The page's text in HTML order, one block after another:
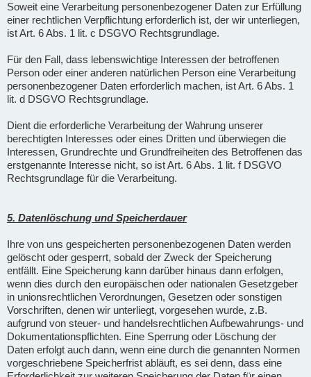
Soweit eine Verarbeitung personenbezogener Daten zur Erfüllung
einer rechtlichen Verpflichtung erforderlich ist, der wir unterliegen,
ist Art. 6 Abs. 1 lit. c DSGVO Rechtsgrundlage.
Für den Fall, dass lebenswichtige Interessen der betroffenen
Person oder einer anderen natürlichen Person eine Verarbeitung
personenbezogener Daten erforderlich machen, ist Art. 6 Abs. 1
lit. d DSGVO Rechtsgrundlage.
Dient die erforderliche Verarbeitung der Wahrung unserer
berechtigten Interesses oder eines Dritten und überwiegen die
Interessen, Grundrechte und Grundfreiheiten des Betroffenen das
erstgenannte Interesse nicht, so ist Art. 6 Abs. 1 lit. f DSGVO
Rechtsgrundlage für die Verarbeitung.
5. Datenlöschung und Speicherdauer
Ihre von uns gespeicherten personenbezogenen Daten werden
gelöscht oder gesperrt, sobald der Zweck der Speicherung
entfällt. Eine Speicherung kann darüber hinaus dann erfolgen,
wenn dies durch den europäischen oder nationalen Gesetzgeber
in unionsrechtlichen Verordnungen, Gesetzen oder sonstigen
Vorschriften, denen wir unterliegt, vorgesehen wurde, z.B.
aufgrund von steuer- und handelsrechtlichen Aufbewahrungs- und
Dokumentationspflichten. Eine Sperrung oder Löschung der
Daten erfolgt auch dann, wenn eine durch die genannten Normen
vorgeschriebene Speicherfrist abläuft, es sei denn, dass eine